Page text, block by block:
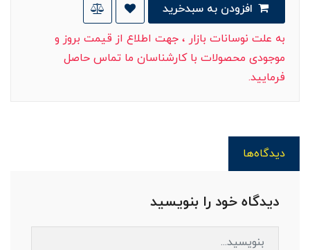
به علت نوسانات بازار ، جهت اطلاع از قیمت بروز و
موجودی محصولات با کارشناسان ما تماس حاصل
فرمایید.
دیدگاه‌ها
دیدگاه خود را بنویسید